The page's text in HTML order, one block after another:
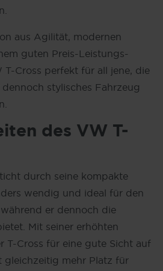
aus Agilität, modernen
guten Preis-Leistungs-
T-Cross perfekt für all jene, die
stylisches Fahrzeug
des VW T-
durch seine kompakte
wendig und ideal für den
er dennoch die
Mit seiner erhöhten
T-Cross für eine gute Sicht auf
gleichzeitig mehr Platz für